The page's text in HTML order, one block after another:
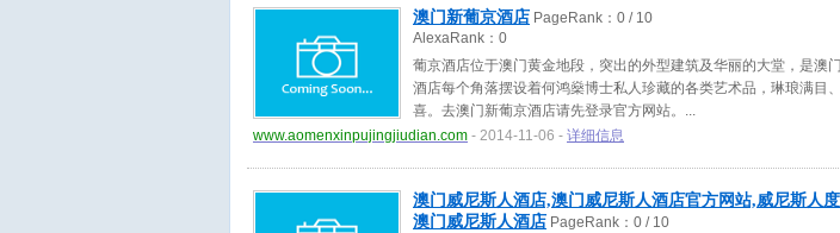
澳门新葡京酒店 PageRank： 0 / 10
AlexaRank： 0
葡京酒店位于澳门黄金地段，突出的外型建筑及华丽的大堂，是澳
酒店每个角落摆设着何鸿燊博士私人珍藏的各类艺术品，琳琅满目
喜。去澳门新葡京酒店请先登录官方网站。
www.aomenxinpujingjiudian.com - 2014-11-06 - 详细信息
澳门威尼斯人酒店,澳门威尼斯人酒店官方网站,威尼斯人
澳门威尼斯人酒店 PageRank： 0 / 10